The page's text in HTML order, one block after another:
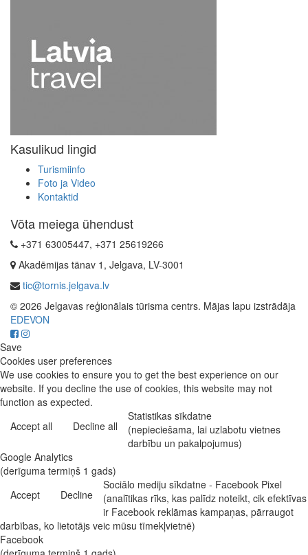
Kasulikud lingid
Turismiinfo
Foto ja Video
Kontaktid
Võta meiega ühendust
+371 63005447, +371 25619266
Akadēmijas tänav 1, Jelgava, LV-3001
tic@tornis.jelgava.lv
© 2026 Jelgavas reģionālais tūrisma centrs. Mājas lapu izstrādāja
EDEVON
Save
Cookies user preferences
We use cookies to ensure you to get the best experience on our
website. If you decline the use of cookies, this website may not
function as expected.
Accept all
Decline all
Statistikas sīkdatne
(nepieciešama, lai uzlabotu vietnes
darbību un pakalpojumus)
Google Analytics
(derīguma termiņš 1 gads)
Accept
Decline
Sociālo mediju sīkdatne - Facebook Pixel
(analītikas rīks, kas palīdz noteikt, cik efektīvas
ir Facebook reklāmas kampaņas, pārraugot
darbības, ko lietotājs veic mūsu tīmekļvietnē)
Facebook